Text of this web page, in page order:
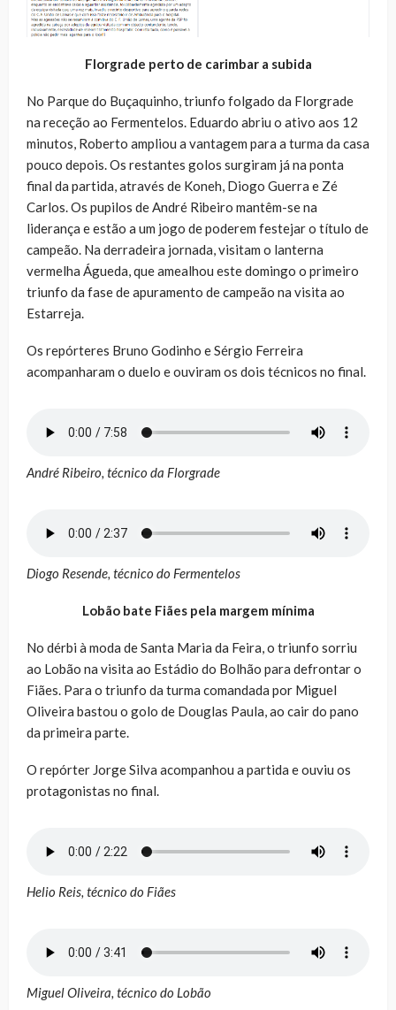
Florgrade perto de carimbar a subida
No Parque do Buçaquinho, triunfo folgado da Florgrade
na receção ao Fermentelos. Eduardo abriu o ativo aos 12
minutos, Roberto ampliou a vantagem para a turma da casa
pouco depois. Os restantes golos surgiram já na ponta
final da partida, através de Koneh, Diogo Guerra e Zé
Carlos. Os pupilos de André Ribeiro mantêm-se na
liderança e estão a um jogo de poderem festejar o título de
campeão. Na derradeira jornada, visitam o lanterna
vermelha Águeda, que amealhou este domingo o primeiro
triunfo da fase de apuramento de campeão na visita ao
Estarreja.
Os repórteres Bruno Godinho e Sérgio Ferreira
acompanharam o duelo e ouviram os dois técnicos no final.
André Ribeiro, técnico da Florgrade
Diogo Resende, técnico do Fermentelos
Lobão bate Fiães pela margem mínima
No dérbi à moda de Santa Maria da Feira, o triunfo sorriu
ao Lobão na visita ao Estádio do Bolhão para defrontar o
Fiães. Para o triunfo da turma comandada por Miguel
Oliveira bastou o golo de Douglas Paula, ao cair do pano
da primeira parte.
O repórter Jorge Silva acompanhou a partida e ouviu os
protagonistas no final.
Helio Reis, técnico do Fiães
Miguel Oliveira, técnico do Lobão